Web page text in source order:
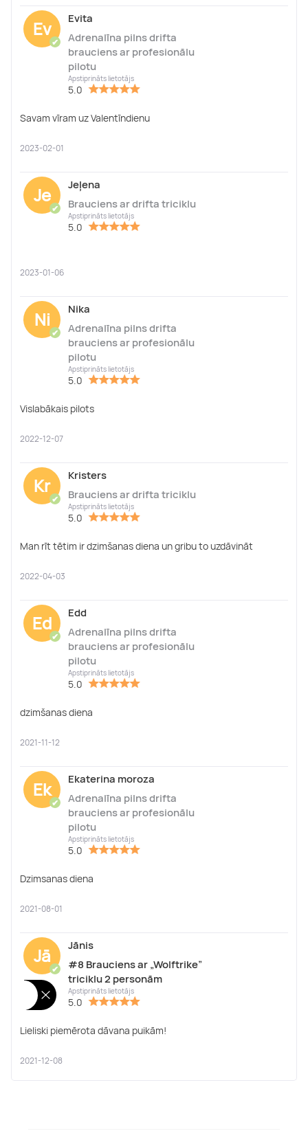
Ev
✔
Evita
Adrenalīna pilns drifta
brauciens ar profesionālu
pilotu
Apstiprināts lietotājs
5.0
Savam vīram uz Valentīndienu
2023-02-01
Je
✔
Jeļena
Brauciens ar drifta triciklu
Apstiprināts lietotājs
5.0
2023-01-06
Ni
✔
Nika
Adrenalīna pilns drifta
brauciens ar profesionālu
pilotu
Apstiprināts lietotājs
5.0
Vislabākais pilots
2022-12-07
Kr
✔
Kristers
Brauciens ar drifta triciklu
Apstiprināts lietotājs
5.0
Man rīt tētim ir dzimšanas diena un gribu to uzdāvināt
2022-04-03
Ed
✔
Edd
Adrenalīna pilns drifta
brauciens ar profesionālu
pilotu
Apstiprināts lietotājs
5.0
dzimšanas diena
2021-11-12
Ek
✔
Ekaterina moroza
Adrenalīna pilns drifta
brauciens ar profesionālu
pilotu
Apstiprināts lietotājs
5.0
Dzimsanas diena
2021-08-01
Jā
✔
Jānis
#8 Brauciens ar „Wolftrike”
triciklu 2 personām
Apstiprināts lietotājs
5.0
Lieliski piemērota dāvana puikām!
2021-12-08